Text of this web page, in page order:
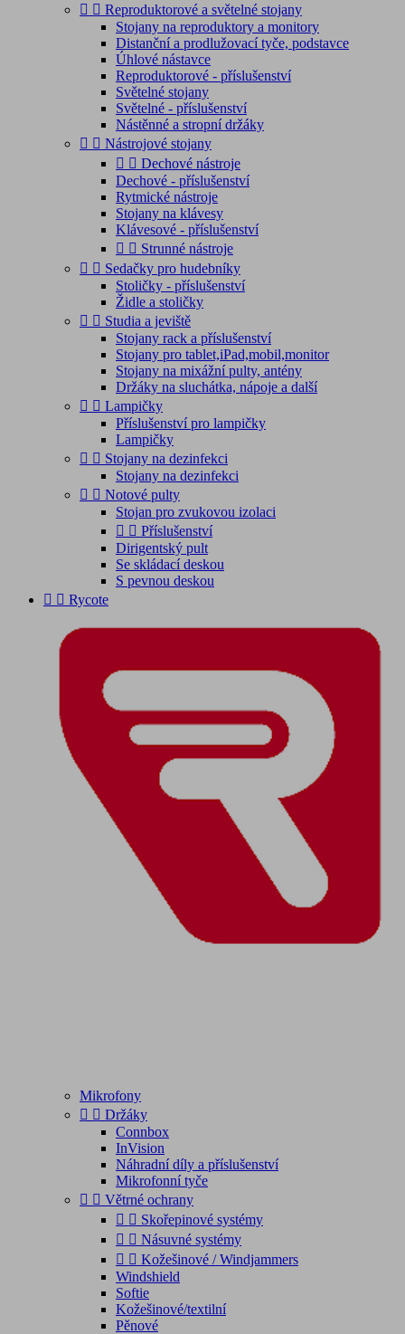
  Reproduktorové a světelné stojany
Stojany na reproduktory a monitory
Distanční a prodlužovací tyče, podstavce
Úhlové nástavce
Reproduktorové - příslušenství
Světelné stojany
Světelné - příslušenství
Nástěnné a stropní držáky
  Nástrojové stojany
  Dechové nástroje
Dechové - příslušenství
Rytmické nástroje
Stojany na klávesy
Klávesové - příslušenství
  Strunné nástroje
  Sedačky pro hudebníky
Stoličky - příslušenství
Židle a stoličky
  Studia a jeviště
Stojany rack a příslušenství
Stojany pro tablet,iPad,mobil,monitor
Stojany na mixážní pulty, antény
Držáky na sluchátka, nápoje a další
  Lampičky
Příslušenství pro lampičky
Lampičky
  Stojany na dezinfekci
Stojany na dezinfekci
  Notové pulty
Stojan pro zvukovou izolaci
  Příslušenství
Dirigentský pult
Se skládací deskou
S pevnou deskou
  Rycote
Mikrofony
  Držáky
Connbox
InVision
Náhradní díly a příslušenství
Mikrofonní tyče
  Větrné ochrany
  Skořepinové systémy
  Násuvné systémy
  Kožešinové / Windjammers
Windshield
Softie
Kožešinové/textilní
Pěnové